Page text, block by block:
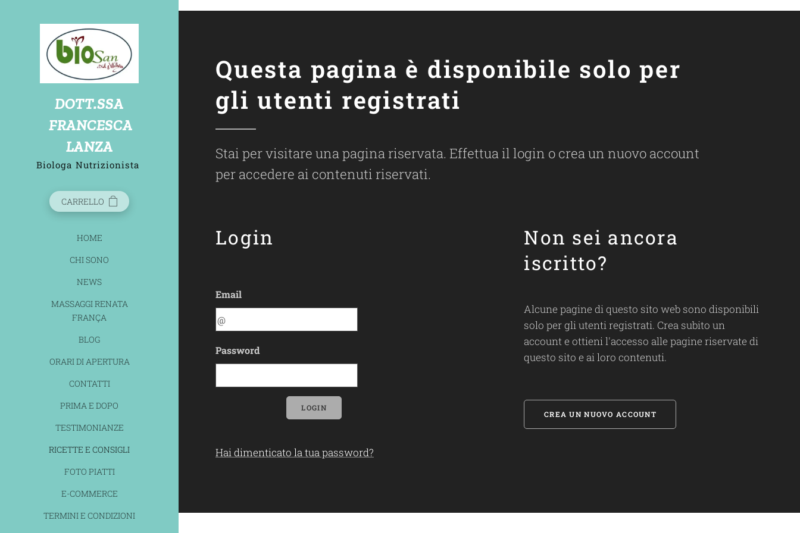
DOTT.SSA
FRANCESCA
LANZA
Biologa Nutrizionista
CARRELLO
HOME
CHI SONO
NEWS
MASSAGGI RENATA
FRANÇA
BLOG
ORARI DI APERTURA
CONTATTI
PRIMA E DOPO
TESTIMONIANZE
RICETTE E CONSIGLI
FOTO PIATTI
E-COMMERCE
TERMINI E CONDIZIONI
Questa pagina è disponibile solo per
gli utenti registrati
Stai per visitare una pagina riservata. Effettua il login o crea un nuovo account
per accedere ai contenuti riservati.
Login
Email
Password
LOGIN
Hai dimenticato la tua password?
Non sei ancora
iscritto?
Alcune pagine di questo sito web sono disponibili
solo per gli utenti registrati. Crea subito un
account e ottieni l'accesso alle pagine riservate di
questo sito e ai loro contenuti.
CREA UN NUOVO ACCOUNT